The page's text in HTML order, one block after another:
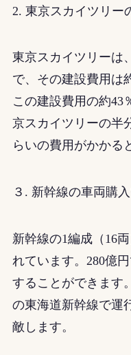
2. 東京スカイツリー
東京スカイツリーは
で、その建設費用は
この建設費用の約43
京スカイツリーの半
らいの費用がかかる
３. 新幹線の車両購
新幹線の1編成（16
れています。280億
することができます
の東海道新幹線で運
敵します。